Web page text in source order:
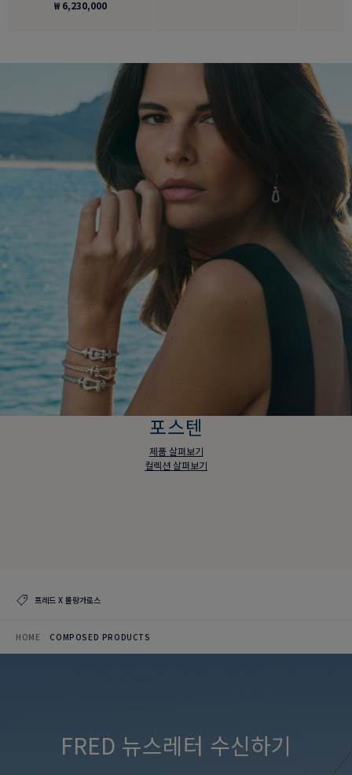
₩ 6,230,000
포스텐
제품 살펴보기
컬렉션 살펴보기
프레드 X 롤랑가로스
HOME COMPOSED PRODUCTS
FRED 뉴스레터 수신하기